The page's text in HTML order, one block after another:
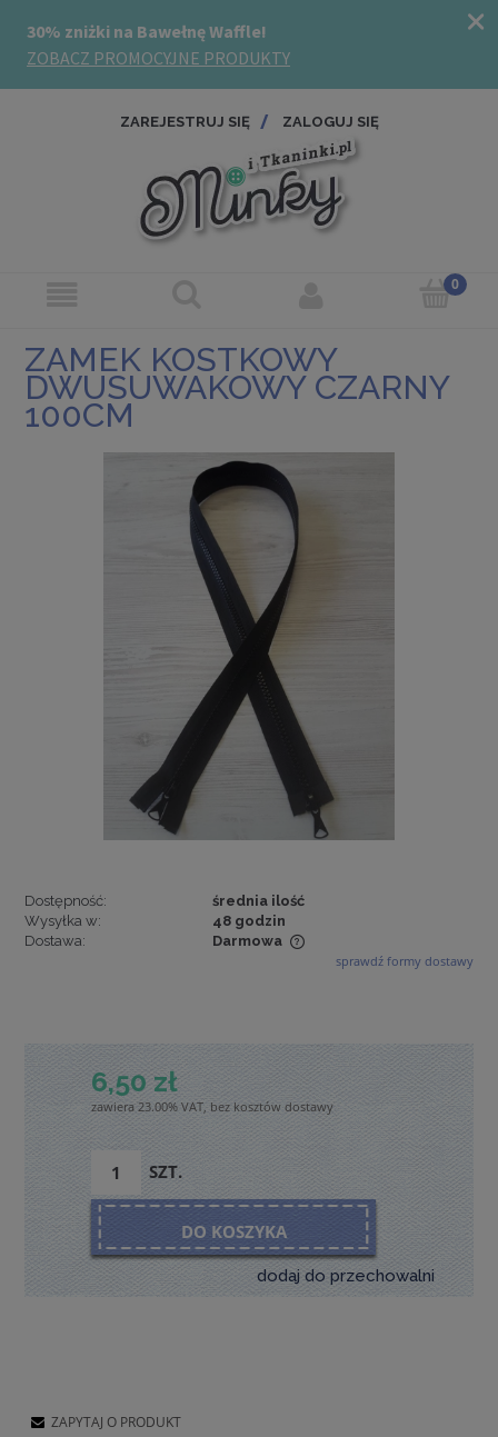
ZAREJESTRUJ SIĘ ZALOGUJ SIĘ
ZAMEK KOSTKOWY
DWUSUWAKOWY CZARNY
100CM
Dostępność:
średnia ilość
Wysyłka w:
48 godzin
Dostawa:
Darmowa
Cena nie zawiera ewentualnych kosztów płatności
sprawdź formy dostawy
6,50 zł
zawiera 23.00% VAT, bez kosztów dostawy
SZT.
DO KOSZYKA
dodaj do przechowalni
ZAPYTAJ O PRODUKT